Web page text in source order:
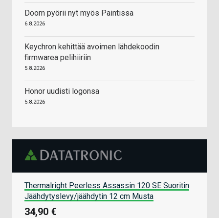
Doom pyörii nyt myös Paintissa
6.8.2026
Keychron kehittää avoimen lähdekoodin
firmwarea pelihiiriin
5.8.2026
Honor uudisti logonsa
5.8.2026
Thermalright Peerless Assassin 120 SE Suoritin
Jäähdytyslevy/jäähdytin 12 cm Musta
34,90 €